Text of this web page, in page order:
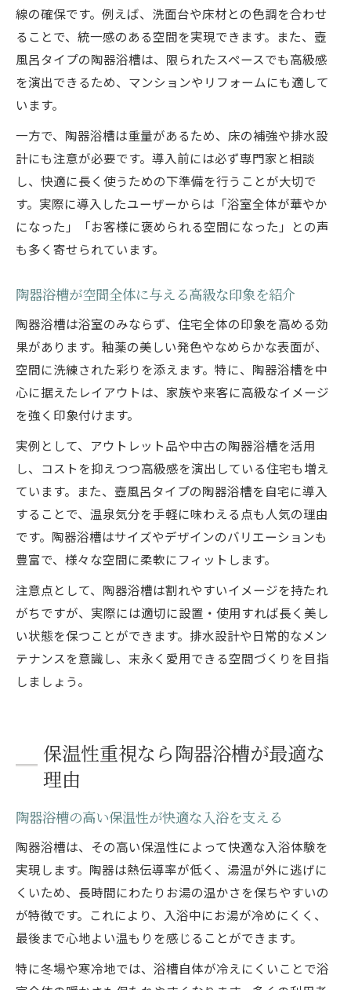
線の確保です。例えば、洗面台や床材との色調を合わせ
ることで、統一感のある空間を実現できます。また、壺
風呂タイプの陶器浴槽は、限られたスペースでも高級感
を演出できるため、マンションやリフォームにも適して
います。
一方で、陶器浴槽は重量があるため、床の補強や排水設
計にも注意が必要です。導入前には必ず専門家と相談
し、快適に長く使うための下準備を行うことが大切で
す。実際に導入したユーザーからは「浴室全体が華やか
になった」「お客様に褒められる空間になった」との声
も多く寄せられています。
陶器浴槽が空間全体に与える高級な印象を紹介
陶器浴槽は浴室のみならず、住宅全体の印象を高める効
果があります。釉薬の美しい発色やなめらかな表面が、
空間に洗練された彩りを添えます。特に、陶器浴槽を中
心に据えたレイアウトは、家族や来客に高級なイメージ
を強く印象付けます。
実例として、アウトレット品や中古の陶器浴槽を活用
し、コストを抑えつつ高級感を演出している住宅も増え
ています。また、壺風呂タイプの陶器浴槽を自宅に導入
することで、温泉気分を手軽に味わえる点も人気の理由
です。陶器浴槽はサイズやデザインのバリエーションも
豊富で、様々な空間に柔軟にフィットします。
注意点として、陶器浴槽は割れやすいイメージを持たれ
がちですが、実際には適切に設置・使用すれば長く美し
い状態を保つことができます。排水設計や日常的なメン
テナンスを意識し、末永く愛用できる空間づくりを目指
しましょう。
保温性重視なら陶器浴槽が最適な
理由
陶器浴槽の高い保温性が快適な入浴を支える
陶器浴槽は、その高い保温性によって快適な入浴体験を
実現します。陶器は熱伝導率が低く、湯温が外に逃げに
くいため、長時間にわたりお湯の温かさを保ちやすいの
が特徴です。これにより、入浴中にお湯が冷めにくく、
最後まで心地よい温もりを感じることができます。
特に冬場や寒冷地では、浴槽自体が冷えにくいことで浴